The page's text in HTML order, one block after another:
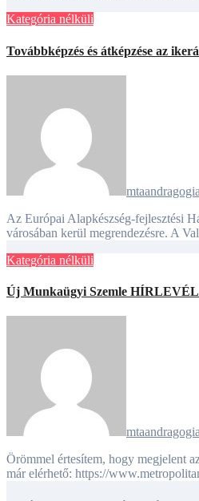
Kategória nélküli
Továbbképzés és átképzése az
mtaandragogia
Az Európai Alapkészség-fejlesztési Hálózat (European Basic Skills Network - EBSN) örömmel hirdeti 2024. évi konferenciáját, amely idén a spanyolországi Valladolid kultúrában és történelemben gazdag
városában kerül megrendezésre. A
Kategória nélküli
Új Munkaügyi Szemle HÍRLEVÉL
mtaandragogia
Örömmel értesítem, hogy megjelent az Új Munkaügyi Szemle V. évfolyam 2024/2. lapszáma: https://www.metropolitan.hu/upload/cec0e23b575cbf78d22e81286123efbf6f6f82c2.pdf amely a METU honlapján
már elérhető: https://